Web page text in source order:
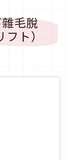
毛脫
ト）